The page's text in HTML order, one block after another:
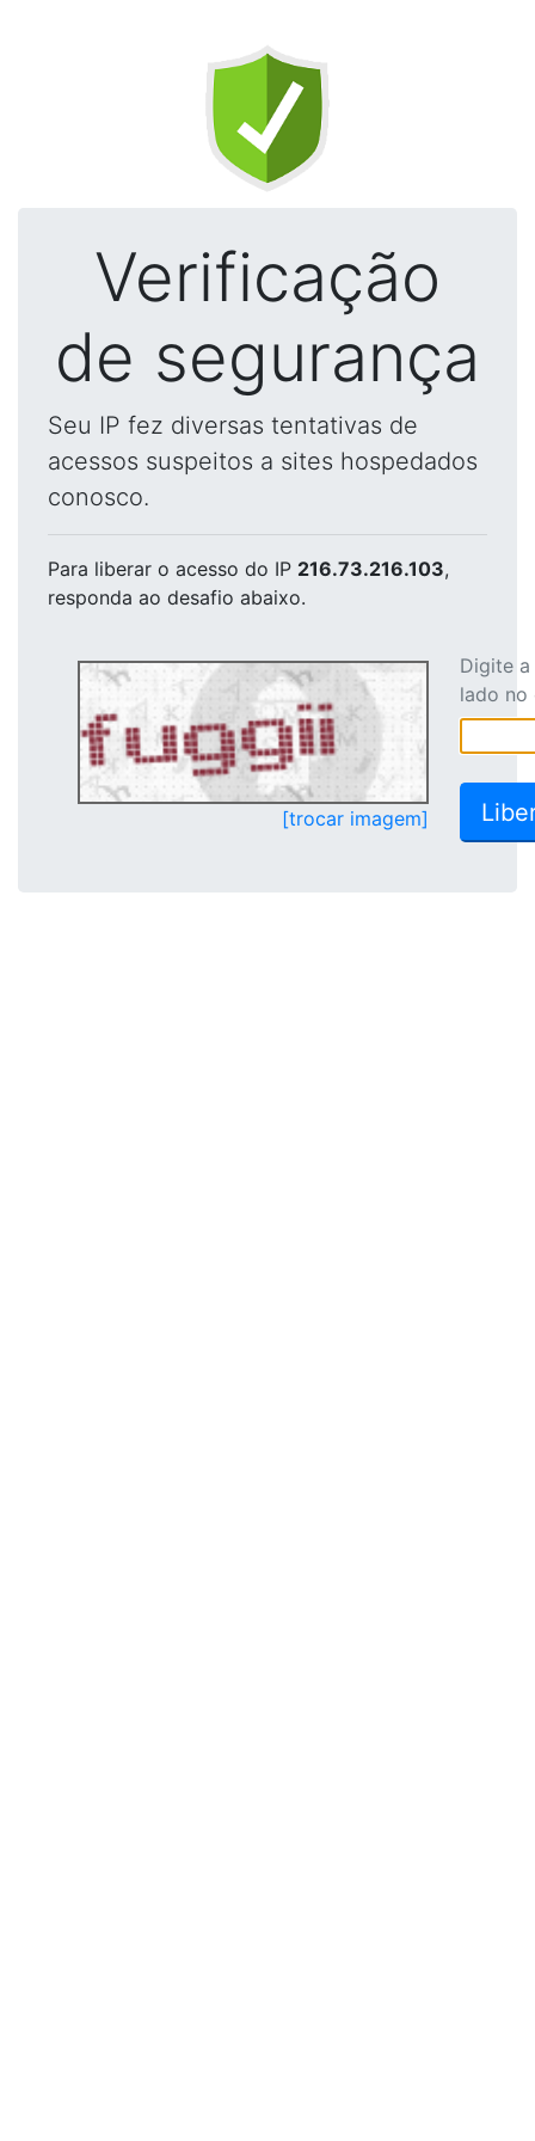
Verificação
de segurança
Seu IP fez diversas tentativas de
acessos suspeitos a sites hospedados
conosco.
Para liberar o acesso do IP 216.73.216.103,
responda ao desafio abaixo.
[trocar imagem]
Digite
lado no